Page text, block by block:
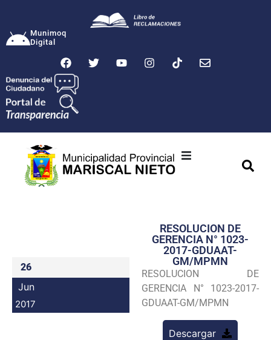
Munimoq
Digital
Transparencia
Seguridad
Programas
26
Jun
2017
RESOLUCION DE
GERENCIA N° 1023-
2017-GDUAAT-
GM/MPMN
RESOLUCION DE
GERENCIA N° 1023-2017-
GDUAAT-GM/MPMN
Descargar